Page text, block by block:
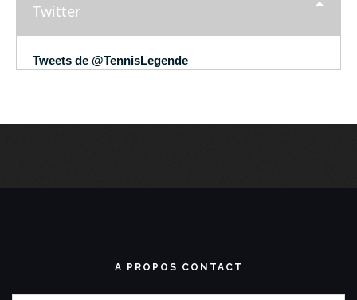
Twitter
Tweets de @TennisLegende
A PROPOS CONTACT